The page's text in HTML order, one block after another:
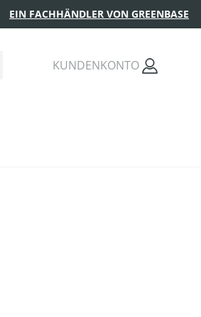
EIN FACHHÄNDLER VON GREENBASE
KUNDENKONTO